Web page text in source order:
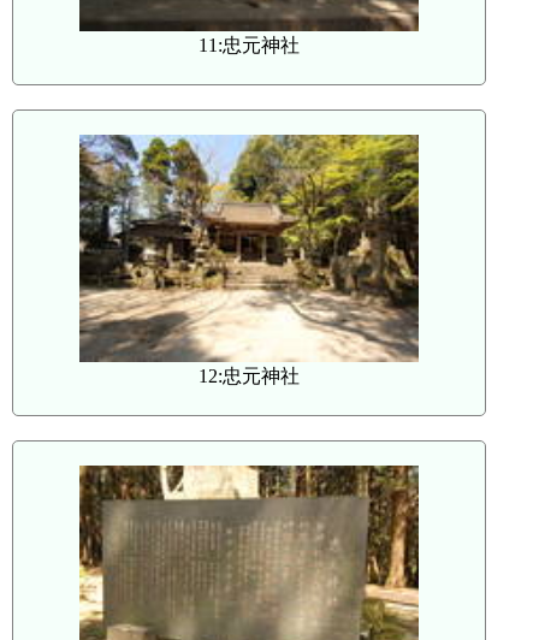
11:忠元神社
12:忠元神社